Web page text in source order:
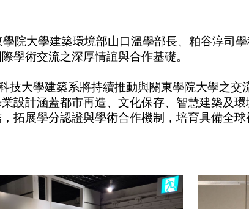
院大學建築環境部山口溫學部長、粕谷淳司
學術交流之深厚情誼與合作基礎。
技大學建築系將持續推動與關東學院大學之交
設計涵蓋都市再造、文化保存、智慧建築及
拓展學分認證與學術合作機制，培育具備全